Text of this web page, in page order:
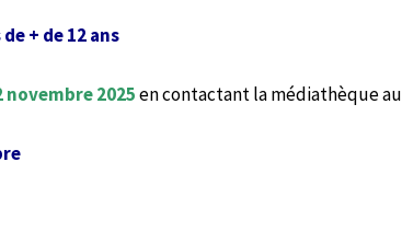
+ de 12 ans
2025en contactant la médiathèque au